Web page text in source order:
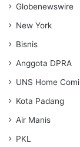
Globenewswire
New York
Bisnis
Anggota DPRA
UNS Home
Kota Padang
Air Manis
PKL